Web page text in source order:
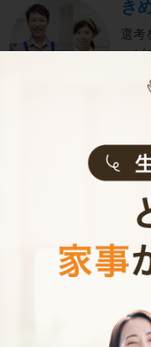
き
選考
ービ
ます
お掃
お掃
ご利